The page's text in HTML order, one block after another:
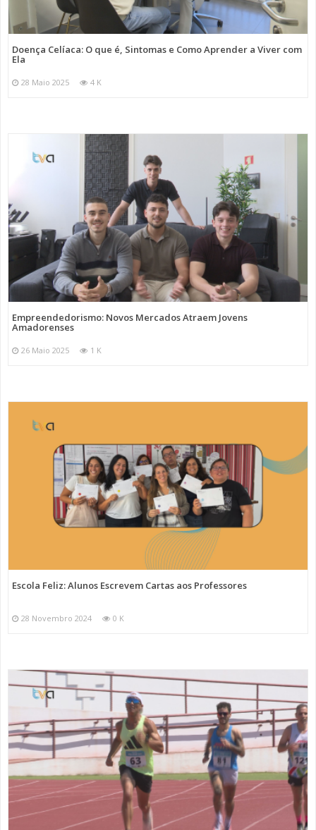
Doença Celíaca: O que é, Sintomas e Como Aprender a Viver com
Ela
28 Maio 2025 4 K
Empreendedorismo: Novos Mercados Atraem Jovens
Amadorenses
26 Maio 2025 1 K
Escola Feliz: Alunos Escrevem Cartas aos Professores
28 Novembro 2024 0 K